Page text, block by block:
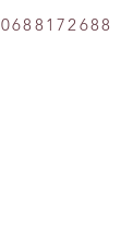
0688172688